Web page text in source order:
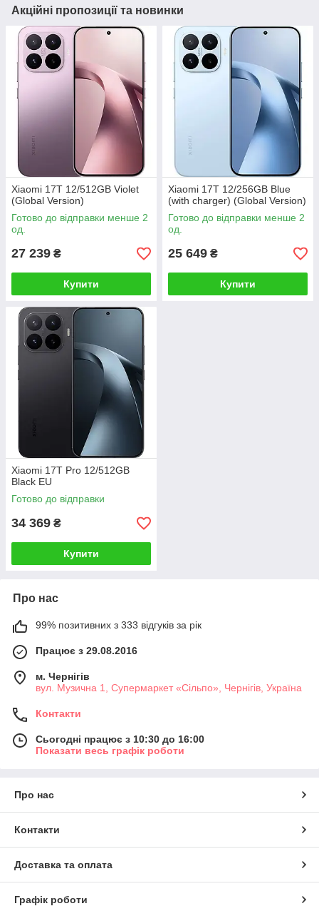
Акційні пропозиції та новинки
Xiaomi 17T 12/512GB Violet
(Global Version)
Готово до відправки менше 2
од.
27 239 ₴
Купити
Xiaomi 17T 12/256GB Blue
(with charger) (Global Version)
Готово до відправки менше 2
од.
25 649 ₴
Купити
Xiaomi 17T Pro 12/512GB
Black EU
Готово до відправки
34 369 ₴
Купити
Про нас
99% позитивних з 333 відгуків за рік
Працює з 29.08.2016
м. Чернігів
вул. Музична 1, Супермаркет «Сільпо», Чернігів, Україна
Контакти
Сьогодні працює з 10:30 до 16:00
Показати весь графік роботи
Про нас
Контакти
Доставка та оплата
Графік роботи